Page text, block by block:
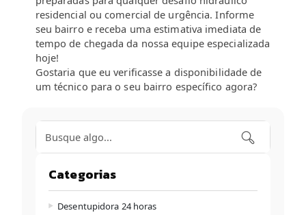
residencial ou comercial de urgência. Informe
seu bairro e receba uma estimativa imediata de
tempo de chegada da nossa equipe especializada
hoje!
Gostaria que eu verificasse a disponibilidade de
um técnico para o seu bairro específico agora?
Categorias
Desentupidora 24 horas